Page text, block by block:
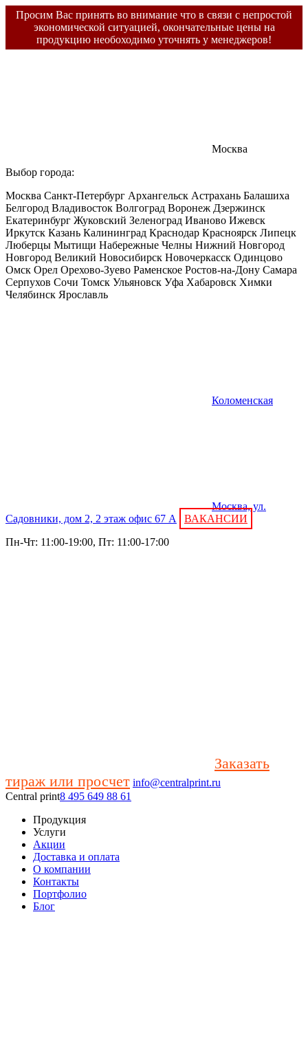
Просим Вас принять во внимание что в связи с непростой
экономической ситуацией, окончательные цены на
продукцию необоходимо уточнять у менеджеров!
Москва
Выбор города:
Москва Санкт-Петербург Архангельск Астрахань Балашиха
Белгород Владивосток Волгоград Воронеж Дзержинск
Екатеринбург Жуковский Зеленоград Иваново Ижевск
Иркутск Казань Калининград Краснодар Красноярск Липецк
Люберцы Мытищи Набережные Челны Нижний Новгород
Новгород Великий Новосибирск Новочеркасск Одинцово
Омск Орел Орехово-Зуево Раменское Ростов-на-Дону Самара
Серпухов Сочи Томск Ульяновск Уфа Хабаровск Химки
Челябинск Ярославль
Коломенская
Москва, ул.
Садовники, дом 2, 2 этаж офис 67 А
ВАКАНСИИ
Пн-Чт: 11:00-19:00, Пт: 11:00-17:00
Заказать
тираж или просчет info@centralprint.ru
Central print8 495 649 88 61
Продукция
Услуги
Акции
Доставка и оплата
О компании
Контакты
Портфолио
Блог